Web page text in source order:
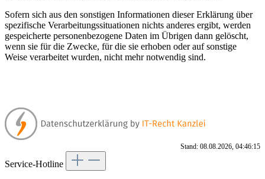
Sofern sich aus den sonstigen Informationen dieser Erklärung über
spezifische Verarbeitungssituationen nichts anderes ergibt, werden
gespeicherte personenbezogene Daten im Übrigen dann gelöscht,
wenn sie für die Zwecke, für die sie erhoben oder auf sonstige
Weise verarbeitet wurden, nicht mehr notwendig sind.
Stand: 08.08.2026, 04:46:15
Service-Hotline